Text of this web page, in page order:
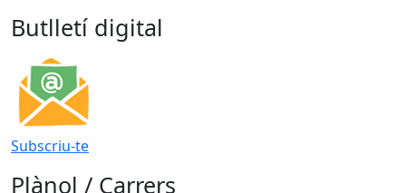
Butlletí digital
Subscriu-te
Plànol / Carrers